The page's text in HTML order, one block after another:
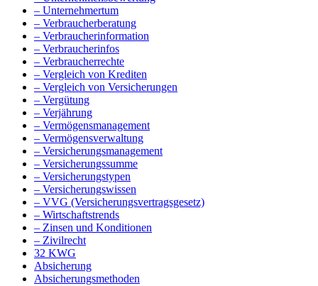
– Unternehmertum
– Verbraucherberatung
– Verbraucherinformation
– Verbraucherinfos
– Verbraucherrechte
– Vergleich von Krediten
– Vergleich von Versicherungen
– Vergütung
– Verjährung
– Vermögensmanagement
– Vermögensverwaltung
– Versicherungsmanagement
– Versicherungssumme
– Versicherungstypen
– Versicherungswissen
– VVG (Versicherungsvertragsgesetz)
– Wirtschaftstrends
– Zinsen und Konditionen
– Zivilrecht
32 KWG
Absicherung
Absicherungsmethoden